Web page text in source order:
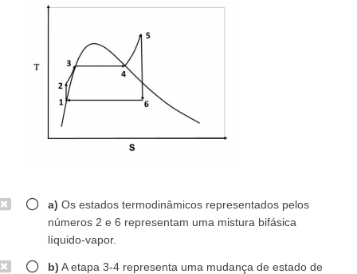
a) Os estados termodinâmicos representados pelos
números 2 e 6 representam uma mistura bifásica
líquido-vapor.
b) A etapa 3-4 representa uma mudança de estado de